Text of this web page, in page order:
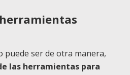
puede ser de otra manera,
las herramientas para